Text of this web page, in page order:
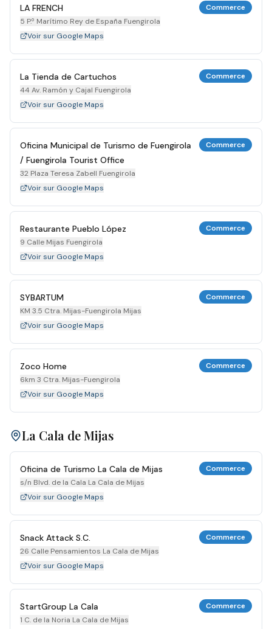
LA FRENCH
5 P.º Marítimo Rey de España Fuengirola
Commerce
Voir sur Google Maps
La Tienda de Cartuchos
44 Av. Ramón y Cajal Fuengirola
Commerce
Voir sur Google Maps
Oficina Municipal de Turismo de Fuengirola
/ Fuengirola Tourist Office
32 Plaza Teresa Zabell Fuengirola
Commerce
Voir sur Google Maps
Restaurante Pueblo López
9 Calle Mijas Fuengirola
Commerce
Voir sur Google Maps
SYBARTUM
KM 3.5 Ctra. Mijas-Fuengirola Mijas
Commerce
Voir sur Google Maps
Zoco Home
6km 3 Ctra. Mijas-Fuengirola
Commerce
Voir sur Google Maps
La Cala de Mijas
Oficina de Turismo La Cala de Mijas
s/n Blvd. de la Cala La Cala de Mijas
Commerce
Voir sur Google Maps
Snack Attack S.C.
26 Calle Pensamientos La Cala de Mijas
Commerce
Voir sur Google Maps
StartGroup La Cala
1 C. de la Noria La Cala de Mijas
Commerce